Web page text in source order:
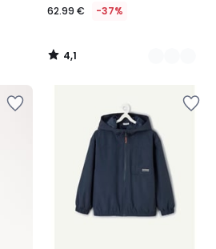
62.99 € -37%
4,1
/